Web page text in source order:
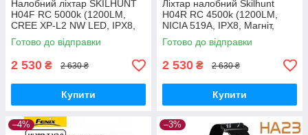
Налобний ліхтар SKILHUNT
H04F RC 5000k (1200LM,
CREE XP-L2 NW LED, IPX8,
Магніт, TIR + плоске скло)
Готово до відправки
2 530 ₴ 2 630 ₴
Купити
Ліхтар налобний Skilhunt
H04R RC 4500k (1200LM,
NICIA 519A, IPX8, Магніт,
Плоске скло)
Готово до відправки
2 530 ₴ 2 630 ₴
Купити
–4% –3%